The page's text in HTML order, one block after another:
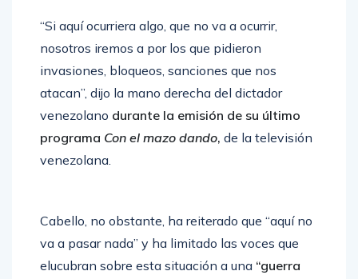
“Si aquí ocurriera algo, que no va a ocurrir,
nosotros iremos a por los que pidieron
invasiones, bloqueos, sanciones que nos
atacan”, dijo la mano derecha del dictador
venezolano durante la emisión de su último
programa Con el mazo dando, de la televisión
venezolana.
Cabello, no obstante, ha reiterado que “aquí no
va a pasar nada” y ha limitado las voces que
elucubran sobre esta situación a una “guerra